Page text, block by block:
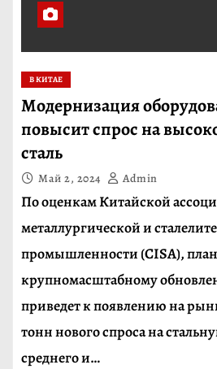
В КИТАЕ
Модернизация
повысит спрос на
сталь
Май 2, 2024 Admin
По оценкам Китайской
металлургической и
промышленности (CISA),
крупномасштабному
приведет к появлению на
тонн нового спроса на
среднего и…